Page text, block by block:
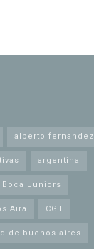
alberto fernandez
argentina
Boca Juniors
Aira CGT
de buenos aires